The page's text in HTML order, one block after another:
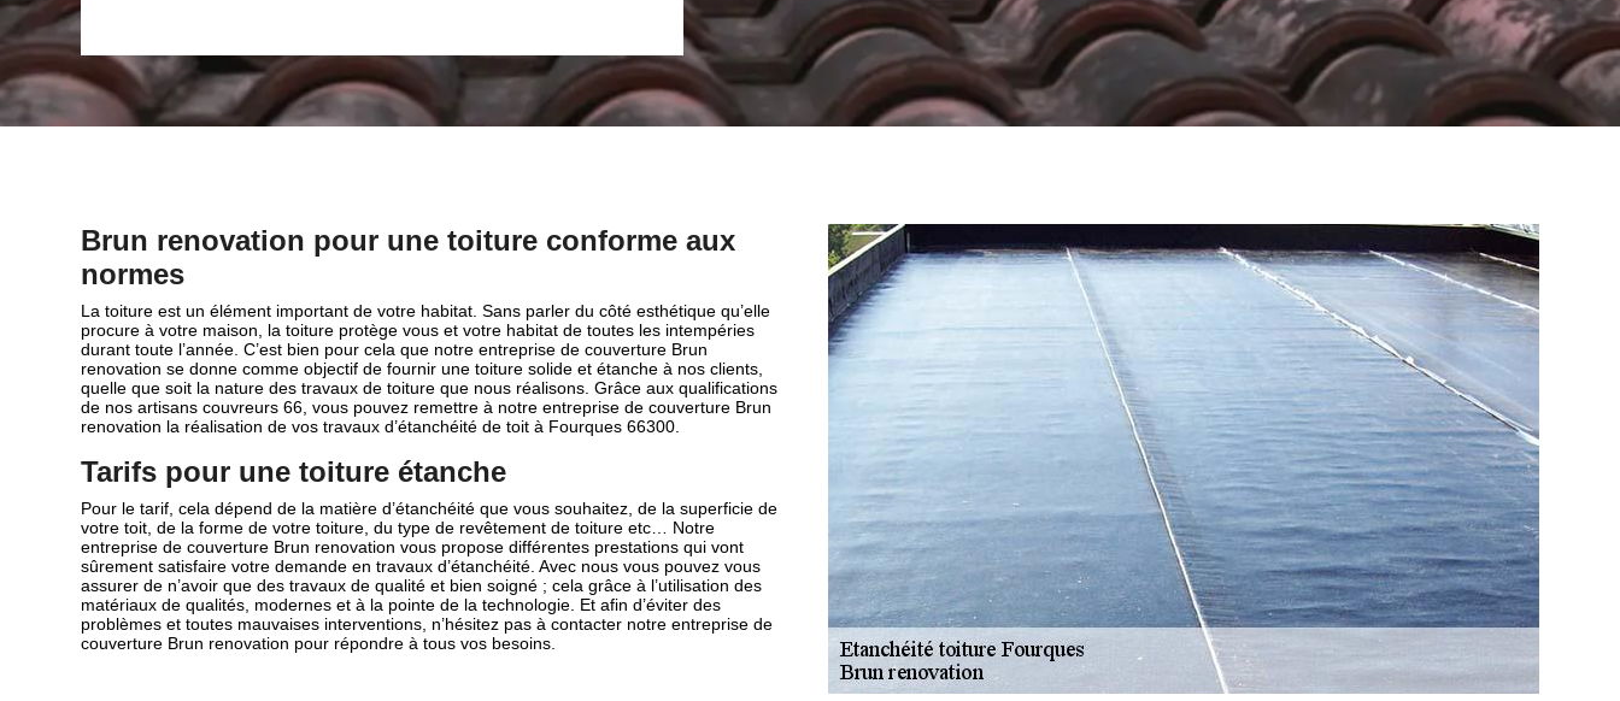
Brun renovation pour une toiture conforme aux
normes
La toiture est un élément important de votre habitat. Sans parler du côté esthétique qu’elle
procure à votre maison, la toiture protège vous et votre habitat de toutes les intempéries
durant toute l’année. C’est bien pour cela que notre entreprise de couverture Brun
renovation se donne comme objectif de fournir une toiture solide et étanche à nos clients,
quelle que soit la nature des travaux de toiture que nous réalisons. Grâce aux qualifications
de nos artisans couvreurs 66, vous pouvez remettre à notre entreprise de couverture Brun
renovation la réalisation de vos travaux d’étanchéité de toit à Fourques 66300.
Tarifs pour une toiture étanche
Pour le tarif, cela dépend de la matière d’étanchéité que vous souhaitez, de la superficie de
votre toit, de la forme de votre toiture, du type de revêtement de toiture etc… Notre
entreprise de couverture Brun renovation vous propose différentes prestations qui vont
sûrement satisfaire votre demande en travaux d’étanchéité. Avec nous vous pouvez vous
assurer de n’avoir que des travaux de qualité et bien soigné ; cela grâce à l’utilisation des
matériaux de qualités, modernes et à la pointe de la technologie. Et afin d’éviter des
problèmes et toutes mauvaises interventions, n’hésitez pas à contacter notre entreprise de
couverture Brun renovation pour répondre à tous vos besoins.